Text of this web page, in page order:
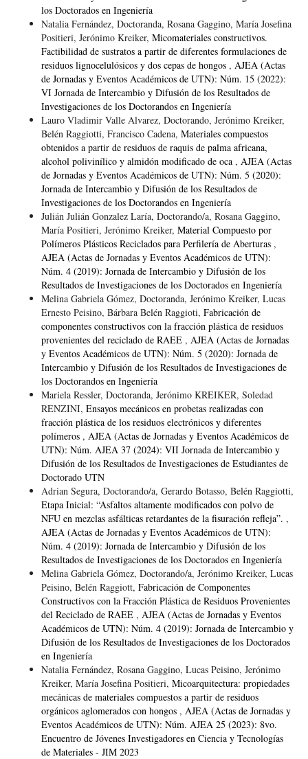
los Doctorados en Ingeniería
Natalia Fernández, Doctoranda, Rosana Gaggino, María Josefina
Positieri, Jerónimo Kreiker, Micomateriales constructivos.
Factibilidad de sustratos a partir de diferentes formulaciones de
residuos lignocelulósicos y dos cepas de hongos , AJEA (Actas
de Jornadas y Eventos Académicos de UTN): Núm. 15 (2022):
VI Jornada de Intercambio y Difusión de los Resultados de
Investigaciones de los Doctorandos en Ingeniería
Lauro Vladimir Valle Alvarez, Doctorando, Jerónimo Kreiker,
Belén Raggiotti, Francisco Cadena, Materiales compuestos
obtenidos a partir de residuos de raquis de palma africana,
alcohol polivinílico y almidón modificado de oca , AJEA (Actas
de Jornadas y Eventos Académicos de UTN): Núm. 5 (2020):
Jornada de Intercambio y Difusión de los Resultados de
Investigaciones de los Doctorandos en Ingeniería
Julián Julián Gonzalez Laría, Doctorando/a, Rosana Gaggino,
María Positieri, Jerónimo Kreiker, Material Compuesto por
Polímeros Plásticos Reciclados para Perfilería de Aberturas ,
AJEA (Actas de Jornadas y Eventos Académicos de UTN):
Núm. 4 (2019): Jornada de Intercambio y Difusión de los
Resultados de Investigaciones de los Doctorados en Ingeniería
Melina Gabriela Gómez, Doctoranda, Jerónimo Kreiker, Lucas
Ernesto Peisino, Bárbara Belén Raggioti, Fabricación de
componentes constructivos con la fracción plástica de residuos
provenientes del reciclado de RAEE , AJEA (Actas de Jornadas
y Eventos Académicos de UTN): Núm. 5 (2020): Jornada de
Intercambio y Difusión de los Resultados de Investigaciones de
los Doctorandos en Ingeniería
Mariela Ressler, Doctoranda, Jerónimo KREIKER, Soledad
RENZINI, Ensayos mecánicos en probetas realizadas con
fracción plástica de los residuos electrónicos y diferentes
polímeros , AJEA (Actas de Jornadas y Eventos Académicos de
UTN): Núm. AJEA 37 (2024): VII Jornada de Intercambio y
Difusión de los Resultados de Investigaciones de Estudiantes de
Doctorado UTN
Adrian Segura, Doctorando/a, Gerardo Botasso, Belén Raggiotti,
Etapa Inicial: “Asfaltos altamente modificados con polvo de
NFU en mezclas asfálticas retardantes de la fisuración refleja”. ,
AJEA (Actas de Jornadas y Eventos Académicos de UTN):
Núm. 4 (2019): Jornada de Intercambio y Difusión de los
Resultados de Investigaciones de los Doctorados en Ingeniería
Melina Gabriela Gómez, Doctorando/a, Jerónimo Kreiker, Lucas
Peisino, Belén Raggiott, Fabricación de Componentes
Constructivos con la Fracción Plástica de Residuos Provenientes
del Reciclado de RAEE , AJEA (Actas de Jornadas y Eventos
Académicos de UTN): Núm. 4 (2019): Jornada de Intercambio y
Difusión de los Resultados de Investigaciones de los Doctorados
en Ingeniería
Natalia Fernández, Rosana Gaggino, Lucas Peisino, Jerónimo
Kreiker, María Josefina Positieri, Micoarquitectura: propiedades
mecánicas de materiales compuestos a partir de residuos
orgánicos aglomerados con hongos , AJEA (Actas de Jornadas y
Eventos Académicos de UTN): Núm. AJEA 25 (2023): 8vo.
Encuentro de Jóvenes Investigadores en Ciencia y Tecnologías
de Materiales - JIM 2023